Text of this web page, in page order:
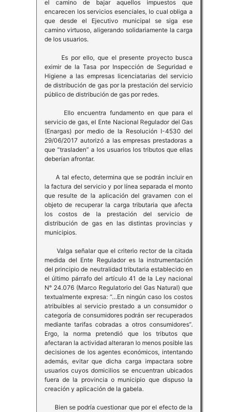
el camino de bajar aquellos impuestos que
encarecen los servicios esenciales, lo cual obliga a
que desde el Ejecutivo municipal se siga ese
camino virtuoso, aligerando solidariamente la carga
de los usuarios.
Es por ello, que el presente proyecto busca
eximir de la Tasa por Inspección de Seguridad e
Higiene a las empresas licenciatarias del servicio
de distribución de gas por la prestación del servicio
público de distribución de gas por redes.
Ello encuentra fundamento en que para el
servicio de gas, el Ente Nacional Regulador del Gas
(Enargas) por medio de la Resolución I-4530 del
29/06/2017 autorizó a las empresas prestadoras a
que “trasladen” a los usuarios los tributos que ellas
deberían afrontar.
A tal efecto, determina que se podrán incluir en
la factura del servicio y por línea separada el monto
que resulte de la aplicación del gravamen con el
objeto de recuperar la carga tributaria que afecta
los costos de la prestación del servicio de
distribución de gas en las distintas provincias y
municipios.
Valga señalar que el criterio rector de la citada
medida del Ente Regulador es la instrumentación
del principio de neutralidad tributaria establecido en
el último párrafo del artículo 41 de la Ley nacional
N° 24.076 (Marco Regulatorio del Gas Natural) que
textualmente expresa: “…En ningún caso los costos
atribuibles al servicio prestado a un consumidor o
categoría de consumidores podrán ser recuperados
mediante tarifas cobradas a otros consumidores”.
Ergo, la norma pretendió que los tributos que
afectaran la actividad alteraran lo menos posible las
decisiones de los agentes económicos, intentando
además, evitar que dicha carga impactara sobre
usuarios cuyos domicilios se encuentran ubicados
fuera de la provincia o municipio que dispuso la
creación y aplicación de la gabela.
Bien se podría cuestionar que por el efecto de la